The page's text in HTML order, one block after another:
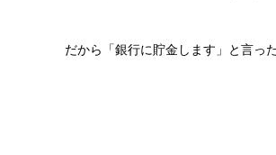
だから「銀行に貯金します」と言っ